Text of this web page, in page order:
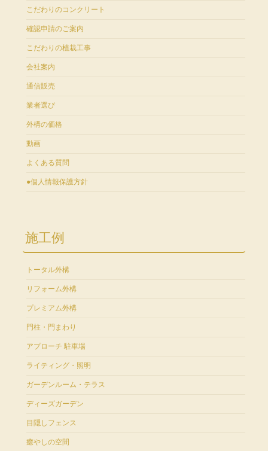
こだわりのコンクリート
確認申請のご案内
こだわりの植栽工事
会社案内
通信販売
業者選び
外構の価格
動画
よくある質問
●個人情報保護方針
施工例
トータル外構
リフォーム外構
プレミアム外構
門柱・門まわり
アプローチ 駐車場
ライティング・照明
ガーデンルーム・テラス
ディーズガーデン
目隠しフェンス
癒やしの空間